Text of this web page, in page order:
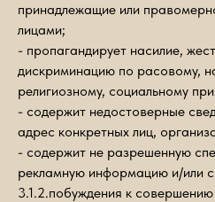
принадлежащие или
лицами;
- пропагандирует насилие,
дискриминацию по расовому,
религиозному, социальному
- содержит недостоверные
адрес конкретных лиц,
- содержит не разрешенную
рекламную информацию и/или
3.1.2.побуждения к